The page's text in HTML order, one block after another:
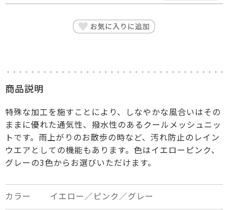
商品説明
特殊な加工を施すことにより、しなやかな風合いはその
ままに優れた通気性、撥水性のあるクールメッシュニッ
トです。雨上がりのお散歩の時など、汚れ防止のレイン
ウエアとしての機能もあります。色はイエローピンク、
グレーの3色からお選びいただけます。
カラー イエロー／ピンク／グレー